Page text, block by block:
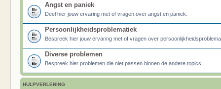
Angst en paniek
Deel hier jouw ervaring met of vragen over angst en paniek.
Persoonlijkheidsproblematiek
Bespreek hier jouw ervaring met of vragen over
Diverse problemen
Bespreek hier problemen die niet passen binnen de andere topics.
HULPVERLENING